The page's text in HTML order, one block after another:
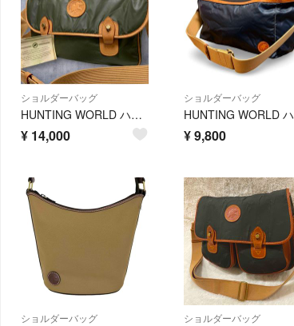
ショルダーバッグ
HUNTING WORLD ハンティングワールド ショルダーバッグ メッセンジャーバッグ バチュークロス カーキ 斜め掛け
¥ 14,000
ショルダーバッグ
¥9,800
ショルダーバッグ ショルダーバッグ